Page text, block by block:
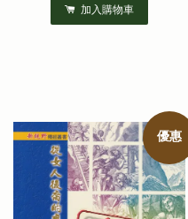
加入購物車
優惠